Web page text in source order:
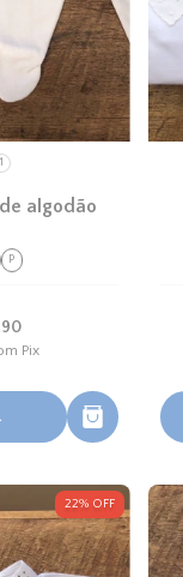
algodão
P
Pix
22% OFF